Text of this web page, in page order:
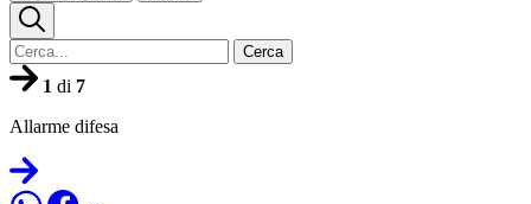
Cerca
1 di 7
Allarme difesa